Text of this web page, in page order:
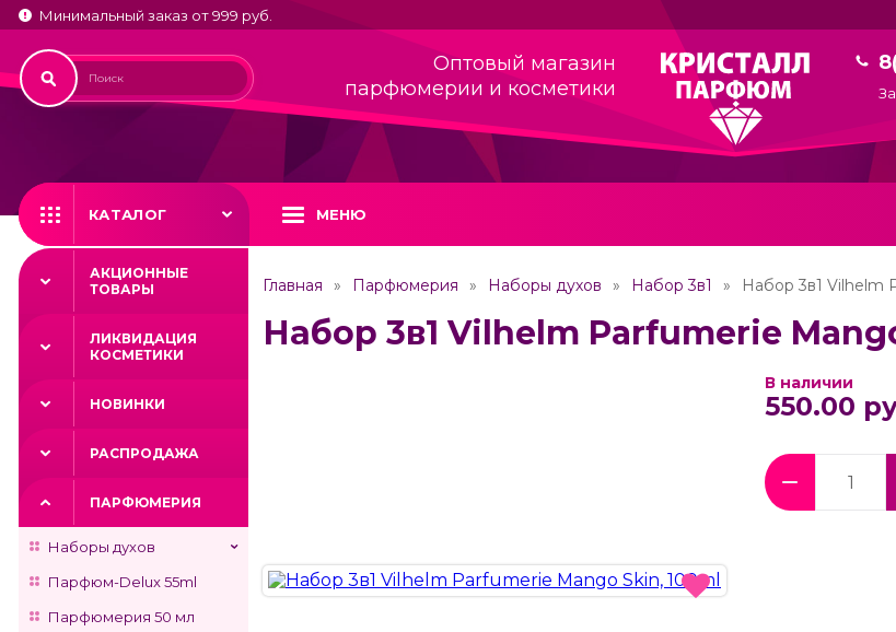
Минимальный заказ от 999 руб.
Оптовый магазин
парфюмерии и косметики
КАТАЛОГ МЕНЮ
АКЦИОННЫЕ
ТОВАРЫ
ЛИКВИДАЦИЯ
КОСМЕТИКИ
НОВИНКИ
РАСПРОДАЖА
ПАРФЮМЕРИЯ
Наборы духов
Парфюм-Delux 55ml
Парфюмерия 50 мл
Главная Парфюмерия Наборы духов Набор 3в1 Набор 3в1 Vilhelm
Набор 3в1 Vilhelm Parfumerie
В наличии
550.00